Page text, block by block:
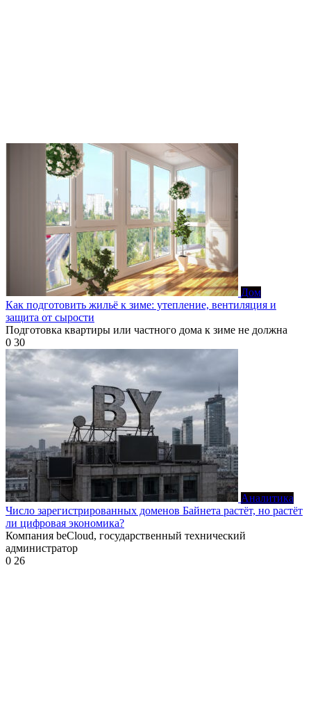
Дом
Как подготовить жильё к зиме: утепление, вентиляция и
защита от сырости
Подготовка квартиры или частного дома к зиме не должна
0 30
Аналитика
Число зарегистрированных доменов Байнета растёт, но растёт
ли цифровая экономика?
Компания beCloud, государственный технический
администратор
0 26